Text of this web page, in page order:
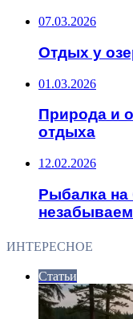
07.03.2026
Отдых у
01.03.2026
Природа и
отдыха
12.02.2026
Рыбалка на
ИНТЕРЕСНОЕ
Статьи